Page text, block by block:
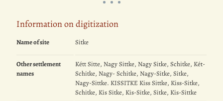
Information on digitization
Name of site Sitke
Other settlement
names
Kétt Sitte, Nagy Sittke, Nagy Sitke, Schitke, Két-
Schitke, Nagy- Schitke, Nagy-Sitke, Sitke,
Nagy-Sittke. KISSITKE Kiss Sittke, Kiss-Sitke,
Schitke, Kis Sitke, Kis-Sitke, Sitke, Kis-Sittke